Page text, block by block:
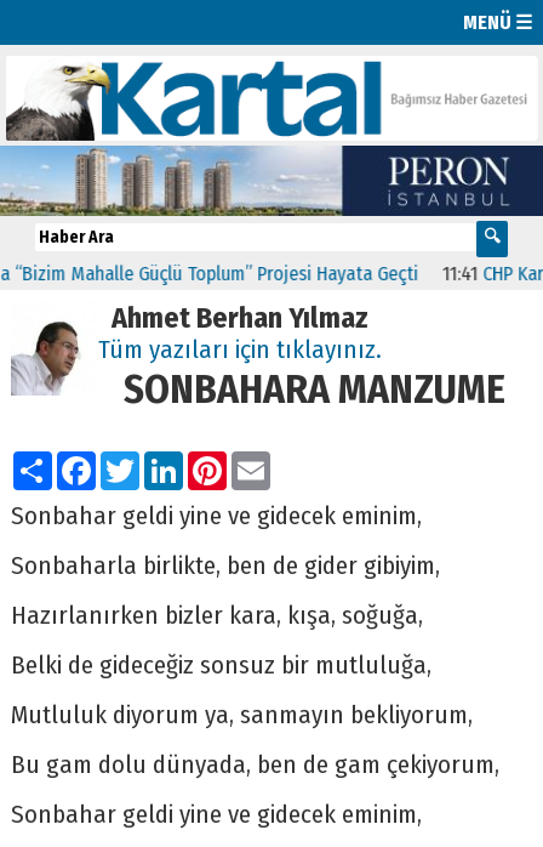
MENÜ ☰
Mahalle Güçlü Toplum” Projesi Hayata Geçti 11:41 CHP
Ahmet Berhan Yılmaz
Tüm yazıları için tıklayınız.
SONBAHARA MANZUME
PaylaşFacebook
TwitterLinkedIn
Pinterest
Email
Sonbahar geldi yine ve gidecek eminim,
Sonbaharla birlikte, ben de gider gibiyim,
Hazırlanırken bizler kara, kışa, soğuğa,
Belki de gideceğiz sonsuz bir mutluluğa,
Mutluluk diyorum ya, sanmayın bekliyorum,
Bu gam dolu dünyada, ben de gam çekiyorum,
Sonbahar geldi yine ve gidecek eminim,